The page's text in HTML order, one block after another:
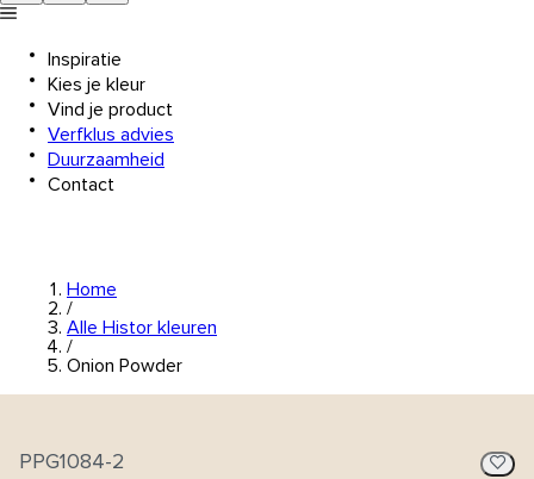
Inspiratie
Kies je kleur
Vind je product
Verfklus advies
Duurzaamheid
Contact
Home
/
Alle Histor kleuren
/
Onion Powder
PPG1084-2